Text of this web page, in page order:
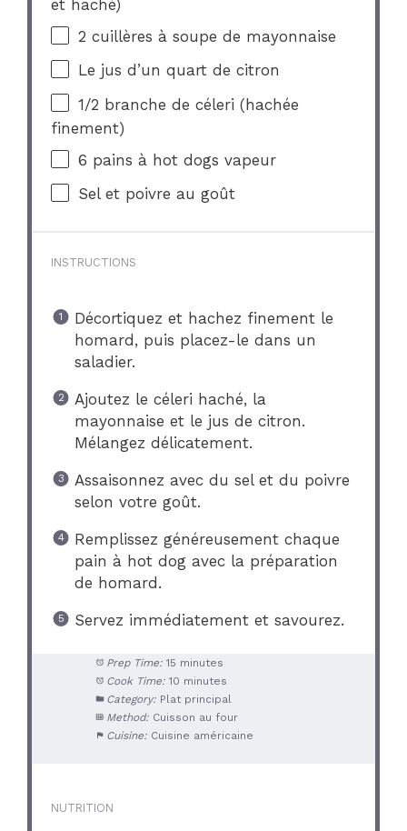
et haché)
2 cuillères à soupe de mayonnaise
Le jus d’un quart de citron
1/2 branche de céleri (hachée
finement)
6 pains à hot dogs vapeur
Sel et poivre au goût
INSTRUCTIONS
Décortiquez et hachez finement le
homard, puis placez-le dans un
saladier.
Ajoutez le céleri haché, la
mayonnaise et le jus de citron.
Mélangez délicatement.
Assaisonnez avec du sel et du poivre
selon votre goût.
Remplissez généreusement chaque
pain à hot dog avec la préparation
de homard.
Servez immédiatement et savourez.
Prep Time: 15 minutes
Cook Time: 10 minutes
Category: Plat principal
Method: Cuisson au four
Cuisine: Cuisine américaine
NUTRITION